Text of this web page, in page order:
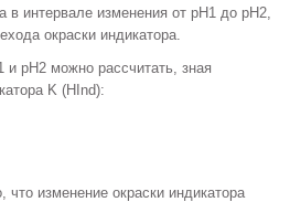
в интервале изменения от pH1 до pH2,
окраски индикатора.
и pH2 можно рассчитать, зная
K (HInd):
изменение окраски индикатора